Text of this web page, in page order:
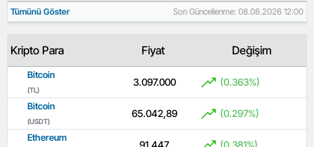
Tümünü Göster Son Güncellenme: 08.08.2026 12:00
Kripto Para Fiyat Değişim
Bitcoin
(TL)
3.097.000 (0.363%)
Bitcoin
(USDT)
65.042,89 (0.297%)
Ethereum